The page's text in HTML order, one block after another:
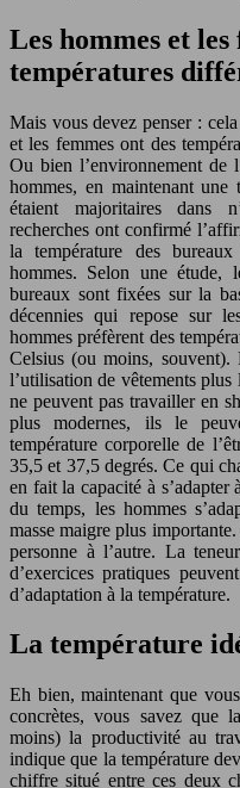
Les hommes et
températures
Mais vous devez penser :
et les femmes ont des
Ou bien l’environnement de
hommes, en maintenant
étaient majoritaires dans
recherches ont confirmé
la température des
hommes. Selon une étude,
bureaux sont fixées sur la
décennies qui repose sur
hommes préfèrent des
Celsius (ou moins, souvent).
l’utilisation de vêtements
ne peuvent pas travailler en
plus modernes, ils le
température corporelle de
35,5 et 37,5 degrés. Ce qui
en fait la capacité à
du temps, les hommes
masse maigre plus
personne à l’autre. La
d’exercices pratiques
d’adaptation à la température.
La température
Eh bien, maintenant que
concrètes, vous savez que
moins) la productivité au
indique que la température
chiffre situé entre ces deux